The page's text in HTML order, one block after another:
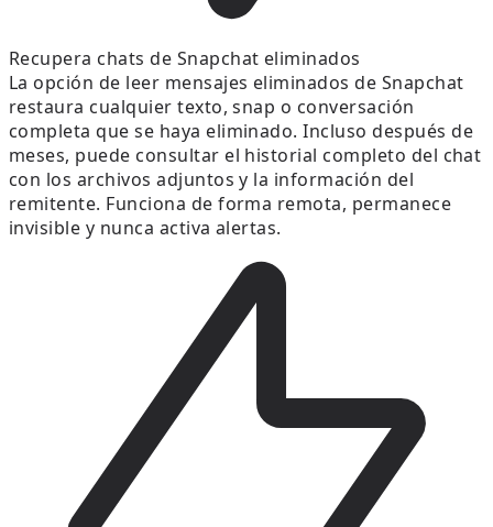
Recupera chats de Snapchat eliminados
La opción de leer mensajes eliminados de Snapchat
restaura cualquier texto, snap o conversación
completa que se haya eliminado. Incluso después de
meses, puede consultar el historial completo del chat
con los archivos adjuntos y la información del
remitente. Funciona de forma remota, permanece
invisible y nunca activa alertas.